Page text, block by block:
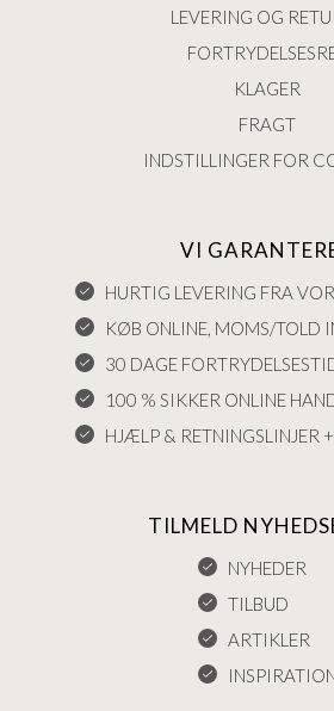
LEVERING OG
KLAGER
FRAGT
INDSTILLINGER FOR
VI
HURTIG LEVERING FRA
KØB ONLINE, MOMS/TOLD
30 DAGE
100 % SIKKER ONLINE
HJÆLP &
TILMELD
NYHEDER
TILBUD
ARTIKLER